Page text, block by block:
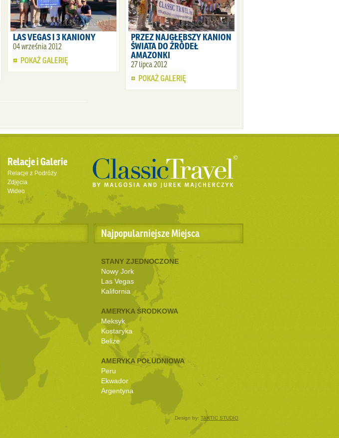
LAS VEGAS I 3 KANIONY
04 września 2012
POKAŻ GALERIĘ
PRZEZ NAJGŁĘBSZY KANION
ŚWIATA DO ŹRÓDEŁ
AMAZONKI
27 lipca 2012
POKAŻ GALERIĘ
Relacje i Galerie
Relacje z Podróży
Zdjęcia
Wideo
Najpopularniejsze Miejsca
STANY ZJEDNOCZONE
Nowy Jork
Las Vegas
Kalifornia
AMERYKA ŚRODKOWA
Meksyk
Kostaryka
Belize
AMERYKA POŁUDNIOWA
Peru
Ekwador
Argentyna
Design by: TAKTIC STUDIO